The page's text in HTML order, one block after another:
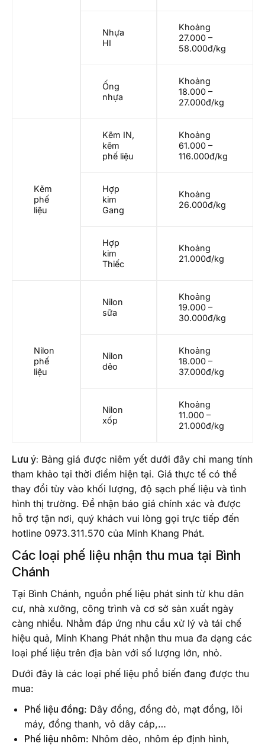
Nhựa
HI
Khoảng
27.000 –
58.000đ/kg
Ống
nhựa
Khoảng
18.000 –
27.000đ/kg
Kẽm
phế
liệu
Kẽm IN,
kẽm
phế liệu
Khoảng
61.000 –
116.000đ/kg
Hợp
kim
Gang
Khoảng
26.000đ/kg
Hợp
kim
Thiếc
Khoảng
21.000đ/kg
Nilon
phế
liệu
Nilon
sữa
Khoảng
19.000 –
30.000đ/kg
Nilon
dẻo
Khoảng
18.000 –
37.000đ/kg
Nilon
xốp
Khoảng
11.000 –
21.000đ/kg
Lưu ý: Bảng giá được niêm yết dưới đây chỉ mang tính
tham khảo tại thời điểm hiện tại. Giá thực tế có thể
thay đổi tùy vào khối lượng, độ sạch phế liệu và tình
hình thị trường. Để nhận báo giá chính xác và được
hỗ trợ tận nơi, quý khách vui lòng gọi trực tiếp đến
hotline 0973.311.570 của Minh Khang Phát.
Các loại phế liệu nhận thu mua tại Bình
Chánh
Tại Bình Chánh, nguồn phế liệu phát sinh từ khu dân
cư, nhà xưởng, công trình và cơ sở sản xuất ngày
càng nhiều. Nhằm đáp ứng nhu cầu xử lý và tái chế
hiệu quả, Minh Khang Phát nhận thu mua đa dạng các
loại phế liệu trên địa bàn với số lượng lớn, nhỏ.
Dưới đây là các loại phế liệu phổ biến đang được thu
mua:
Phế liệu đồng: Dây đồng, đồng đỏ, mạt đồng, lõi
máy, đồng thanh, vỏ dây cáp,…
Phế liệu nhôm: Nhôm dẻo, nhôm ép định hình,